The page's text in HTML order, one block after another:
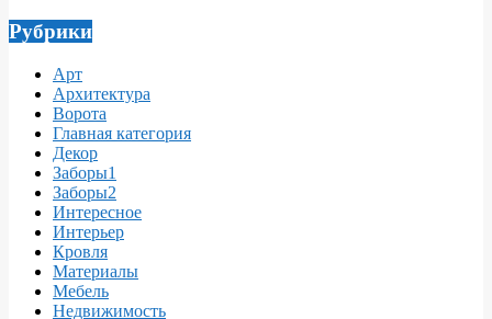
Рубрики
Арт
Архитектура
Ворота
Главная категория
Декор
Заборы1
Заборы2
Интересное
Интерьер
Кровля
Материалы
Мебель
Недвижимость